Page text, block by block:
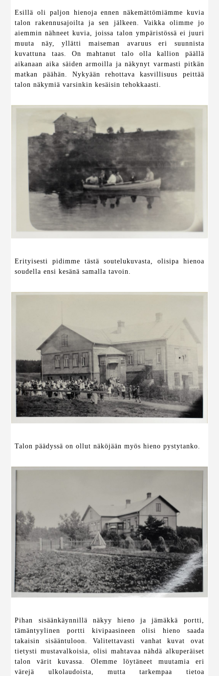
Esillä oli paljon hienoja ennen näkemättömiämme kuvia
talon rakennusajoilta ja sen jälkeen. Vaikka olimme jo
aiemmin nähneet kuvia, joissa talon ympäristössä ei juuri
muuta näy, yllätti maiseman avaruus eri suunnista
kuvattuna taas. On mahtanut talo olla kallion päällä
aikanaan aika säiden armoilla ja näkynyt varmasti pitkän
matkan päähän. Nykyään rehottava kasvillisuus peittää
talon näkymiä varsinkin kesäisin tehokkaasti.
Erityisesti pidimme tästä soutelukuvasta, olisipa hienoa
soudella ensi kesänä samalla tavoin.
Talon päädyssä on ollut näköjään myös hieno pystytanko.
Pihan sisäänkäynnillä näkyy hieno ja jämäkkä portti,
tämäntyylinen portti kivipaasineen olisi hieno saada
takaisin sisääntuloon. Valitettavasti vanhat kuvat ovat
tietysti mustavalkoisia, olisi mahtavaa nähdä alkuperäiset
talon värit kuvassa. Olemme löytäneet muutamia eri
värejä ulkolaudoista, mutta tarkempaa tietoa